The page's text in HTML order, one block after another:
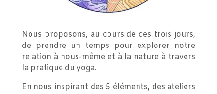
Nous proposons, au cours de ces trois jours,
de prendre un temps pour explorer notre
relation à nous-même et à la nature à travers
la pratique du yoga.
En nous inspirant des 5 éléments, des ateliers